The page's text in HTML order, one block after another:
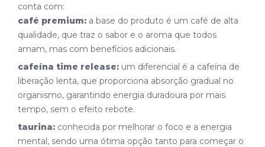
conta com:
café premium: a base do produto é um café de alta
qualidade, que traz o sabor e o aroma que todos
amam, mas com benefícios adicionais.
cafeína time release: um diferencial é a cafeína de
liberação lenta, que proporciona absorção gradual no
organismo, garantindo energia duradoura por mais
tempo, sem o efeito rebote.
taurina: conhecida por melhorar o foco e a energia
mental, sendo uma ótima opção tanto para começar o